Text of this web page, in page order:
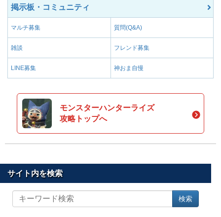
掲示板・コミュニティ
マルチ募集 質問(Q&A)
雑談 フレンド募集
LINE募集 神おま自慢
モンスターハンターライズ
攻略トップへ
サイト内を検索
イ
検索